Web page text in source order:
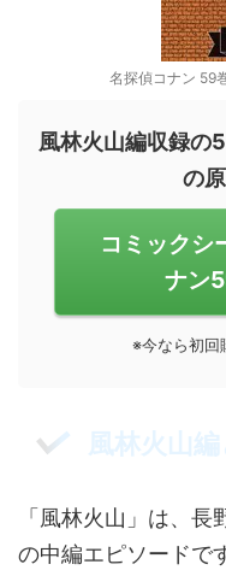
名探偵コナン
風林火山編収録の
の
コミックシ
ナン
※今なら初回
風林火山
「風林火山」は、
の中編エピソードで